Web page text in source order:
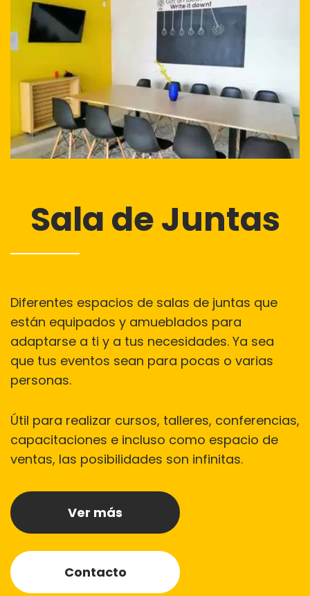
Sala de Juntas
Diferentes espacios de salas de juntas que
están equipados y amueblados para
adaptarse a ti y a tus necesidades. Ya sea
que tus eventos sean para pocas o varias
personas.
Útil para realizar cursos, talleres, conferencias,
capacitaciones e incluso como espacio de
ventas, las posibilidades son infinitas.
Ver más
Contacto